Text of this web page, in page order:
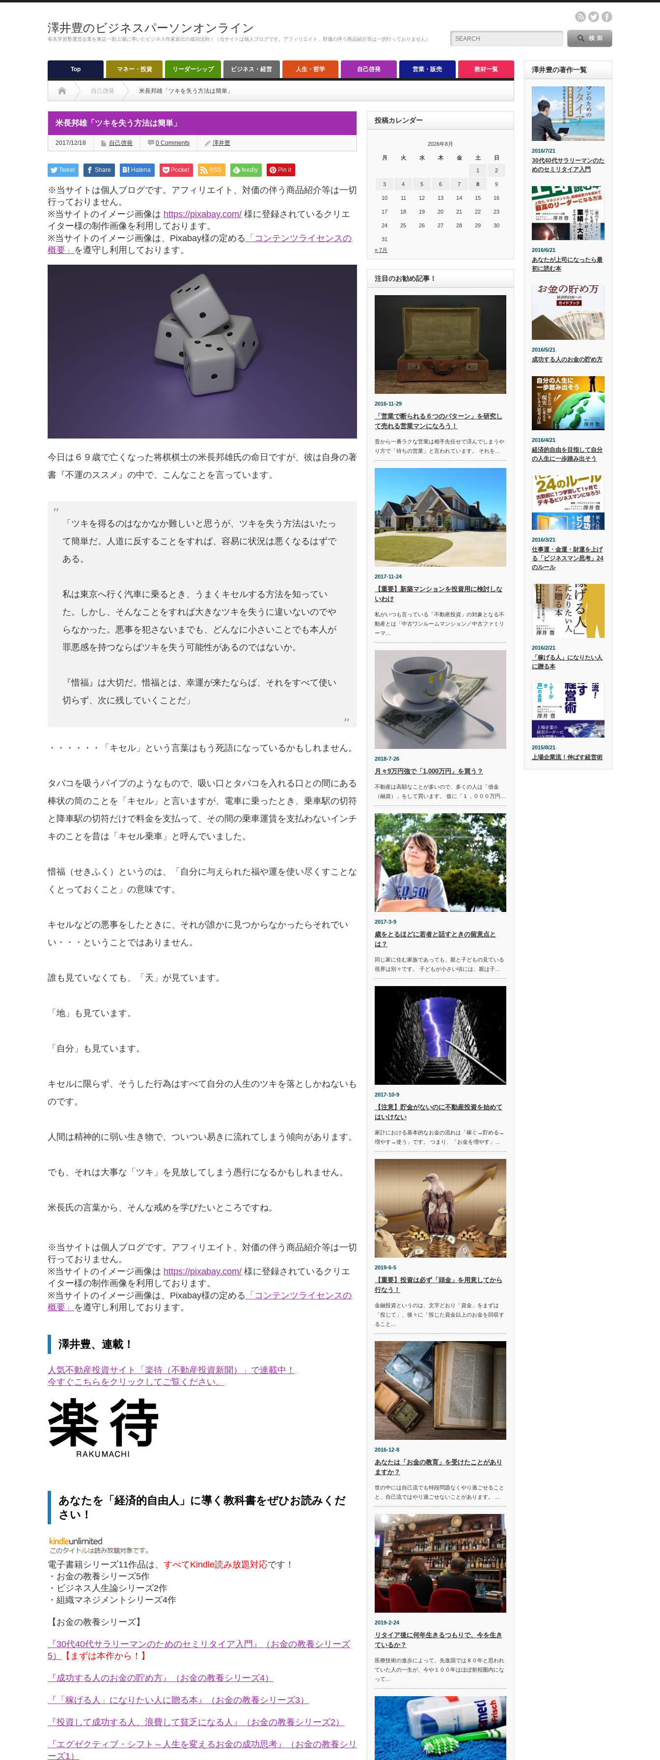
澤井豊のビジネスパーソンオンライン
有名学習塾運営企業を東証一部上場に導いたビジネス作家直伝の成功法則！（当サイトは個人ブログです。アフィリエイト、対価の伴う商品紹介等は一切行っておりません）
Top マネー・投資 リーダーシップ ビジネス・経営 人生・哲学 自己啓発 営業・販売 教材一覧
自己啓発 米長邦雄「ツキを失う方法は簡単」
米長邦雄「ツキを失う方法は簡単」
2017/12/18 自己啓発 0 Comments 澤井豊
Tweet Share Hatena Pocket RSS feedly Pin it
※当サイトは個人ブログです。アフィリエイト、対価の伴う商品紹介等は一切
行っておりません。
※当サイトのイメージ画像は https://pixabay.com/ 様に登録されているクリエ
イター様の制作画像を利用しております。
※当サイトのイメージ画像は、Pixabay様の定める 「コンテンツライセンスの
概要」 を遵守し利用しております。
今日は６９歳で亡くなった将棋棋士の米長邦雄氏の命日ですが、彼は自身の著
書『不運のススメ』の中で、こんなことを言っています。
「ツキを得るのはなかなか難しいと思うが、ツキを失う方法はいたっ
て簡単だ。人道に反することをすれば、容易に状況は悪くなるはずで
ある。
私は東京へ行く汽車に乗るとき、うまくキセルする方法を知ってい
た。しかし、そんなことをすれば大きなツキを失うに違いないのでや
らなかった。悪事を犯さないまでも、どんなに小さいことでも本人が
罪悪感を持つならばツキを失う可能性があるのではないか。
『惜福』は大切だ。惜福とは、幸運が来たならば、それをすべて使い
切らず、次に残していくことだ」
・・・・・・「キセル」という言葉はもう死語になっているかもしれません。
タバコを吸うパイプのようなもので、吸い口とタバコを入れる口との間にある
棒状の筒のことを「キセル」と言いますが、電車に乗ったとき、乗車駅の切符
と降車駅の切符だけで料金を支払って、その間の乗車運賃を支払わないインチ
キのことを昔は「キセル乗車」と呼んでいました。
惜福（せきふく）というのは、「自分に与えられた福や運を使い尽くすことな
くとっておくこと」の意味です。
キセルなどの悪事をしたときに、それが誰かに見つからなかったらそれでい
い・・・ということではありません。
誰も見ていなくても、「天」が見ています。
「地」も見ています。
「自分」も見ています。
キセルに限らず、そうした行為はすべて自分の人生のツキを落としかねないも
のです。
人間は精神的に弱い生き物で、ついつい易きに流れてしまう傾向があります。
でも、それは大事な「ツキ」を見放してしまう愚行になるかもしれません。
米長氏の言葉から、そんな戒めを学びたいところですね。
※当サイトは個人ブログです。アフィリエイト、対価の伴う商品紹介等は一切
行っておりません。
※当サイトのイメージ画像は https://pixabay.com/ 様に登録されているクリエ
イター様の制作画像を利用しております。
※当サイトのイメージ画像は、Pixabay様の定める 「コンテンツライセンスの
概要」 を遵守し利用しております。
澤井豊、連載！
人気不動産投資サイト「楽待（不動産投資新聞）」で連載中！
今すぐこちらをクリックしてご覧ください。
あなたを「経済的自由人」に導く教科書をぜひお読みくだ
さい！
電子書籍シリーズ11作品は、 すべてKindle読み放題対応です！
・お金の教養シリーズ5作
・ビジネス人生論シリーズ2作
・組織マネジメントシリーズ4作
【お金の教養シリーズ】
『30代40代サラリーマンのためのセミリタイア入門』（お金の教養シリーズ
5）
【まずは本作から！】
『成功する人のお金の貯め方』（お金の教養シリーズ4）
『「稼げる人」になりたい人に贈る本』（お金の教養シリーズ3）
『投資して成功する人、浪費して貧乏になる人』（お金の教養シリーズ2）
『エグゼクティブ・シフト～人生を変えるお金の成功思考』（お金の教養シリ
ーズ1）
投稿カレンダー
2026年8月
月 火 水 木 金 土 日
1 2
3 4 5 6 7 8 9
10 11 12 13 14 15 16
17 18 19 20 21 22 23
24 25 26 27 28 29 30
31
« 7月
注目のお勧め記事！
2016-11-29
「営業で断られる６つのパターン」を研究し
て売れる営業マンになろう！
昔から一番ラクな営業は相手先任せで済んでしまうや
り方で「待ちの営業」と言われています。 それを…
2017-11-24
【重要】新築マンションを投資用に検討しな
いわけ
私がいつも言っている「不動産投資」の対象となる不
動産とは「中古ワンルームマンション／中古ファミリ
ーマ…
2018-7-26
月々9万円強で「1,000万円」を買う？
不動産は高額なことが多いので、多くの人は「借金
（融資）」をして買います。 仮に「１，０００万円…
2017-3-9
歳をとるほどに若者と話すときの留意点と
は？
同じ家に住む家族であっても、親と子どもの見ている
視界は別々です。 子どもが小さい頃には、親は子…
2017-10-9
【注意】貯金がないのに不動産投資を始めて
はいけない
家計における基本的なお金の流れは「稼ぐ→貯める→
増やす→使う」です。 つまり、「お金を増やす」…
2019-6-5
【重要】投資は必ず「頭金」を用意してから
行なう！
金融投資というのは、文字どおり「資金」をまずは
「投じて」、後々に「投じた資金以上のお金を回収す
ること…
2016-12-8
あなたは「お金の教育」を受けたことがあり
ますか？
世の中には自己流でも特段問題なくやり過ごせること
と、自己流ではやり過ごせないことがあります。 …
2019-2-24
リタイア後に何年生きるつもりで、今を生き
ているか？
医療技術の進歩によって、先進国では８０年と思われ
ていた人の一生が、今や１００年はほぼ射程圏内にな
って…
澤井豊の著作一覧
2016/7/21
30代40代サラリーマンのた
めのセミリタイア入門
2016/6/21
あなたが上司になったら最
初に読む本
2016/5/21
成功する人のお金の貯め方
2016/4/21
経済的自由を目指して自分
の人生に一歩踏み出そう
2016/3/21
仕事運・金運・財運を上げ
る「ビジネスマン思考」24
のルール
2016/2/21
「稼げる人」になりたい人
に贈る本
2015/8/21
上場企業流！伸ばす経営術